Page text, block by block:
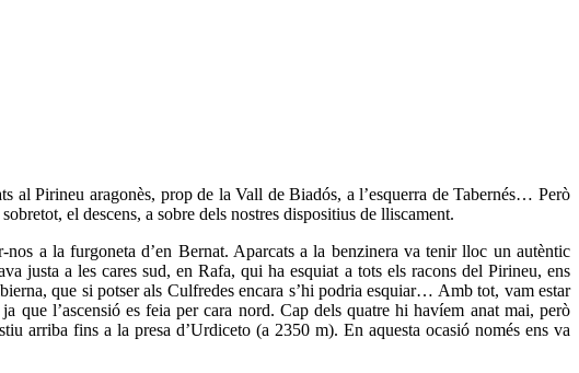
al Pirineu aragonès, prop de la Vall de Biadós, a l’esquerra de Tabernés… Però
el descens, a sobre dels nostres dispositius de lliscament.
a la furgoneta d’en Bernat. Aparcats a la benzinera va tenir lloc un autèntic
justa a les cares sud, en Rafa, qui ha esquiat a tots els racons del Pirineu, ens
que si potser als Culfredes encara s’hi podria esquiar… Amb tot, vam estar
que l’ascensió es feia per cara nord. Cap dels quatre hi havíem anat mai, però
arriba fins a la presa d’Urdiceto (a 2350 m). En aquesta ocasió només ens va